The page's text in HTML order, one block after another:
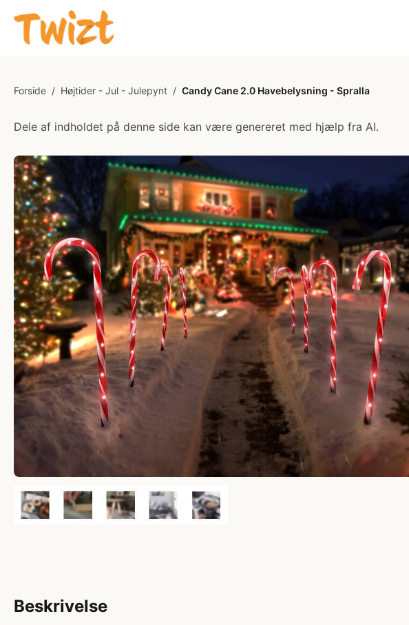
Forside / Højtider - Jul - Julepynt / Candy Cane 2.0 Havebelysning - Spralla
Dele af indholdet på denne side kan være genereret med hjælp fra AI.
Beskrivelse